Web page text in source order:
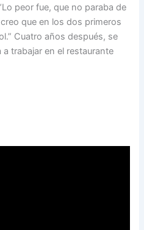
peor fue, que no paraba de
que en los dos primeros
Cuatro años después, se
trabajar en el restaurante